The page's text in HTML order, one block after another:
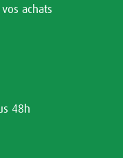
achats
48h